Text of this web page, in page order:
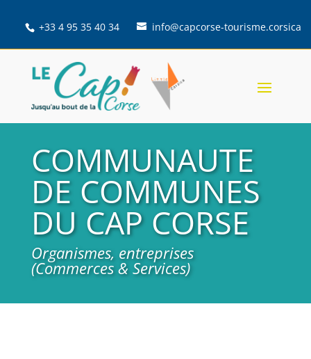
+33 4 95 35 40 34 info@capcorse-tourisme.corsica
COMMUNAUTE
DE COMMUNES
DU CAP CORSE
Organismes, entreprises
(Commerces & Services)